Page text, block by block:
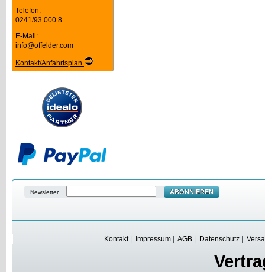
Telefon:
0241/93 000 8
E-Mail:
info@offelder.com
Kontakt/Anfahrtsplan
Newsletter ABONNIEREN
Kontakt| Impressum AGB Datenschutz